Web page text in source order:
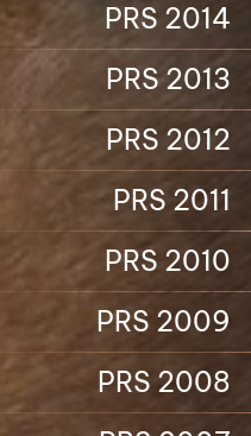
PRS 2014
PRS 2013
PRS 2012
PRS 2011
PRS 2010
PRS 2009
PRS 2008